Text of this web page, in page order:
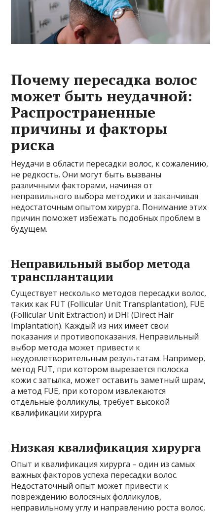
Почему пересадка волос
может быть неудачной:
Распространенные
причины и факторы
риска
Неудачи в области пересадки волос, к сожалению,
не редкость. Они могут быть вызваны
различными факторами, начиная от
неправильного выбора методики и заканчивая
недостаточным опытом хирурга. Понимание этих
причин поможет избежать подобных проблем в
будущем.
Неправильный выбор метода
трансплантации
Существует несколько методов пересадки волос,
таких как FUT (Follicular Unit Transplantation), FUE
(Follicular Unit Extraction) и DHI (Direct Hair
Implantation). Каждый из них имеет свои
показания и противопоказания. Неправильный
выбор метода может привести к
неудовлетворительным результатам. Например,
метод FUT, при котором вырезается полоска
кожи с затылка, может оставить заметный шрам,
а метод FUE, при котором извлекаются
отдельные фолликулы, требует высокой
квалификации хирурга.
Низкая квалификация хирурга
Опыт и квалификация хирурга – один из самых
важных факторов успеха пересадки волос.
Недостаточный опыт может привести к
повреждению волосяных фолликулов,
неправильному углу и направлению роста волос,